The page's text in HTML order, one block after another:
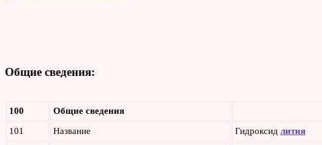
Общие сведения:
100 Общие сведения
101 Название Гидроксид лития